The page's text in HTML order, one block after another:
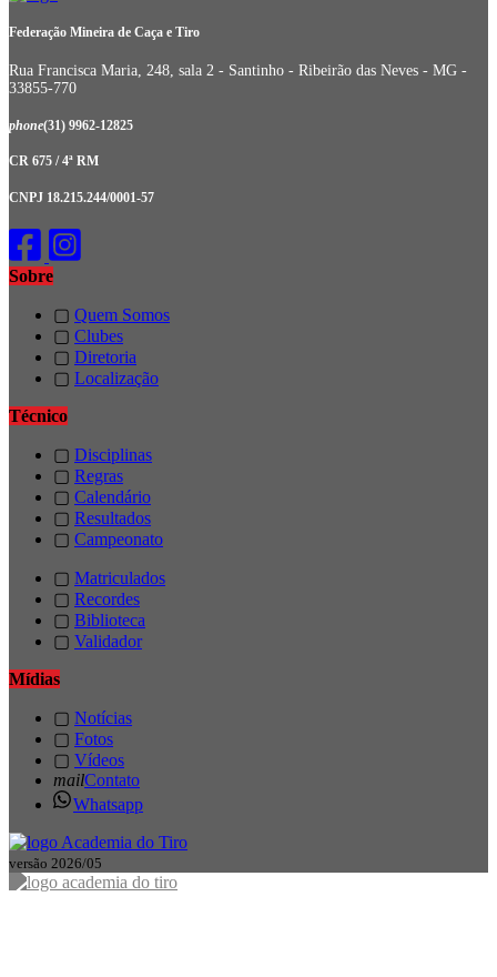
Federação Mineira de Caça e Tiro
Rua Francisca Maria, 248, sala 2 - Santinho - Ribeirão das Neves - MG -
33855-770
phone(31) 9962-12825
CR 675 / 4ª RM
CNPJ 18.215.244/0001-57
Sobre
▢ Quem Somos
▢ Clubes
▢ Diretoria
▢ Localização
Técnico
▢ Disciplinas
▢ Regras
▢ Calendário
▢ Resultados
▢ Campeonato
▢ Matriculados
▢ Recordes
▢ Biblioteca
▢ Validador
Mídias
▢ Notícias
▢ Fotos
▢ Vídeos
mailContato
Whatsapp
versão 2026/05